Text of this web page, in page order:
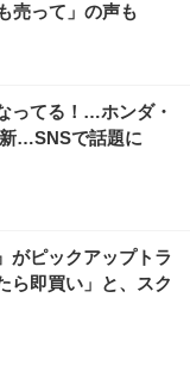
売って」の声も
ってる！…ホンダ・
…SNSで話題に
がピックアップトラ
即買い」と、スク